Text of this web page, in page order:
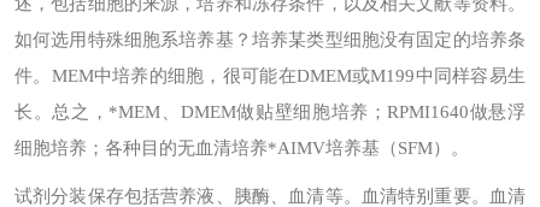
如何选用特殊细胞系培养基？ 培养某类型细胞没有固定的培养条
件。MEM中培养的细胞，很可能在DMEM或M199中同样容易生
长。总之，*MEM、DMEM做贴壁细胞培养；RPMI1640做悬浮
细胞培养；各种目的无血清培养*AIMV培养基（SFM）。
试剂分装保存包括营养液、胰酶、血清等。
血清特别重要。血清